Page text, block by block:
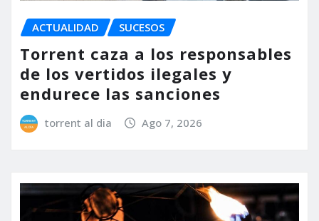
ACTUALIDAD SUCESOS
Torrent caza a los responsables
de los vertidos ilegales y
endurece las sanciones
torrent al dia Ago 7, 2026